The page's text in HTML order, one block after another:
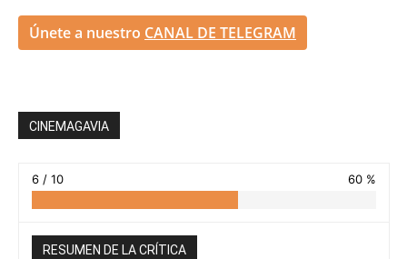
Únete a nuestro CANAL DE TELEGRAM
CINEMAGAVIA
6 / 10 60 %
RESUMEN DE LA CRÍTICA